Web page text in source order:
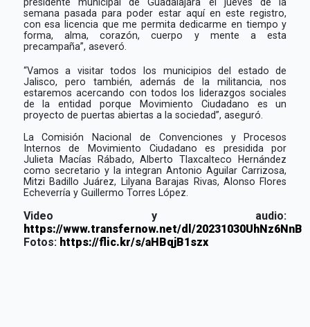
semana pasada para poder estar aquí en este registro,
con esa licencia que me permita dedicarme en tiempo y
forma, alma, corazón, cuerpo y mente a esta
precampaña”, aseveró.
“Vamos a visitar todos los municipios del estado de
Jalisco, pero también, además de la militancia, nos
estaremos acercando con todos los liderazgos sociales
de la entidad porque Movimiento Ciudadano es un
proyecto de puertas abiertas a la sociedad”, aseguró.
La Comisión Nacional de Convenciones y Procesos
Internos de Movimiento Ciudadano es presidida por
Julieta Macías Rábado, Alberto Tlaxcalteco Hernández
como secretario y la integran Antonio Aguilar Carrizosa,
Mitzi Badillo Juárez, Lilyana Barajas Rivas, Alonso Flores
Echeverría y Guillermo Torres López.
Video y audio:
https://www.transfernow.net/dl/20231030UhNz6NnB
Fotos: https://flic.kr/s/aHBqjB1szx